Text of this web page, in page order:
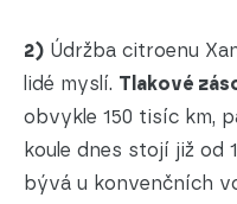
2) Údržba citroenu
lidé myslí. Tlakové
obvykle 150 tisíc km,
koule dnes stojí již od
bývá u konvenčních